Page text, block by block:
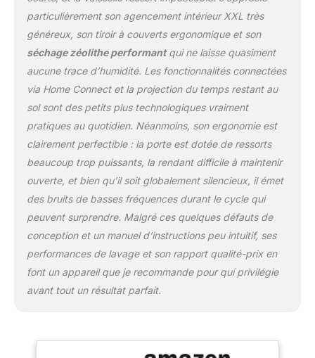
lave-vaisselle
particulièrement
spacieux. Réglez le
panier supérieur de 5 cm
en un tour de main,
même à pleine charge.
Verres sensibles en toute
verre. Zéolite Sec :
séchage parfait à 20 %
de consommation
d'énergie en moins. Ce
garantit des résultats de
séchage impeccables,
même avec des plats en
plastique difficiles à
sécher. La fonction
supplémentaire
brilliantShine rend vos
démarrez votre lave-
vaisselle
particulièrement son agencement intérieur XXL très
généreux, son tiroir à couverts ergonomique et son
séchage zéolithe performantqui ne laisse quasiment
aucune trace d’humidité. Les fonctionnalités connectées
via Home Connect et la projection du temps restant au
sol sont des petits plus technologiques vraiment
pratiques au quotidien. Néanmoins, son ergonomie est
clairement perfectible : la porte est dotée de ressorts
beaucoup trop puissants, la rendant difficile à maintenir
ouverte, et bien qu’il soit globalement silencieux, il émet
des bruits de basses fréquences durant le cycle qui
peuvent surprendre. Malgré ces quelques défauts de
conception et un manuel d’instructions peu intuitif, ses
performances de lavage et son rapport qualité-prix en
font un appareil que je recommande pour qui privilégie
avant tout un résultat parfait.